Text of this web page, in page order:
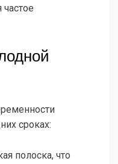
сроках:
полоска, что